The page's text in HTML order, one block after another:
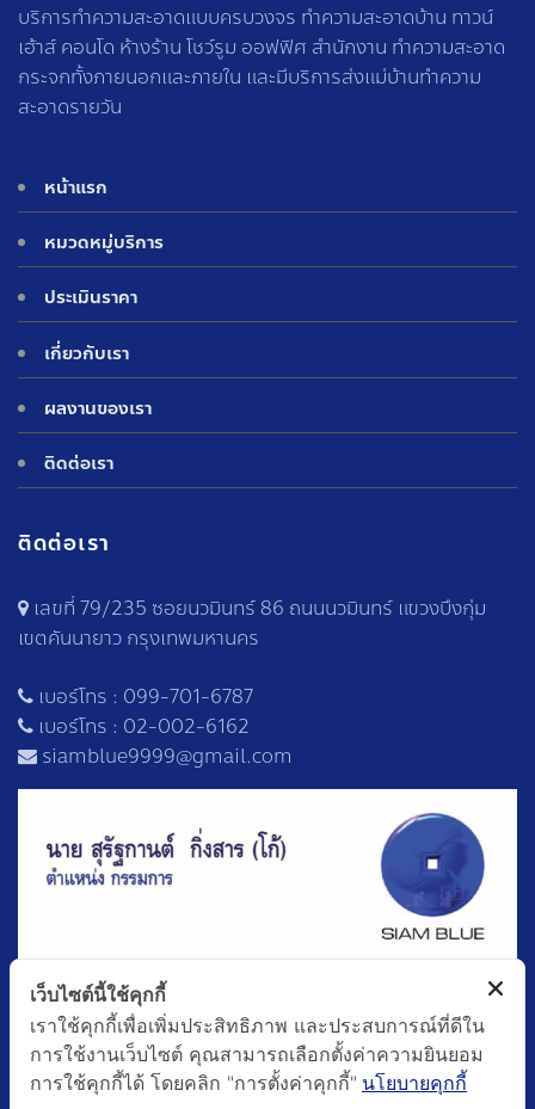
บริการทำความสะอาดแบบครบวงจร ทำความสะอาดบ้าน ทาวน์
เฮ้าส์ คอนโด ห้างร้าน โชว์รูม ออฟฟิศ สำนักงาน ทำความสะอาด
กระจกทั้งภายนอกและภายใน และมีบริการส่งแม่บ้านทำความ
สะอาดรายวัน
หน้าแรก
หมวดหมู่บริการ
ประเมินราคา
เกี่ยวกับเรา
ผลงานของเรา
ติดต่อเรา
ติดต่อเรา
เลขที่ 79/235 ซอยนวมินทร์ 86 ถนนนวมินทร์ แขวงบึงกุ่ม
เขตคันนายาว กรุงเทพมหานคร
เบอร์โทร : 099-701-6787
เบอร์โทร : 02-002-6162
siamblue9999@gmail.com
เว็บไซต์นี้ใช้คุกกี้
เราใช้คุกกี้เพื่อเพิ่มประสิทธิภาพ และประสบการณ์ที่ดีใน
การใช้งานเว็บไซต์ คุณสามารถเลือกตั้งค่าความยินยอม
การใช้คุกกี้ได้ โดยคลิก "การตั้งค่าคุกกี้" นโยบายคุกกี้